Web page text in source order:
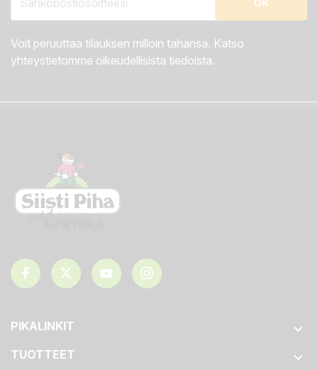
Voit peruuttaa tilauksen milloin tahansa. Katso
yhteystietomme oikeudellisista tiedoista.
PIKALINKIT 
TUOTTEET 